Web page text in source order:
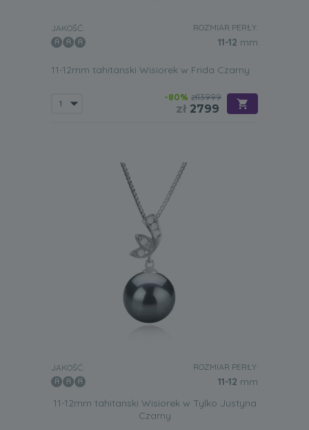
JAKOŚĆ: ROZMIAR PERŁY:
11-12 mm
11-12mm tahitanski Wisiorek w Frida Czarny
-80% zł13999
zł 2799
JAKOŚĆ: ROZMIAR PERŁY:
11-12 mm
11-12mm tahitanski Wisiorek w Tylko Justyna
Czarny